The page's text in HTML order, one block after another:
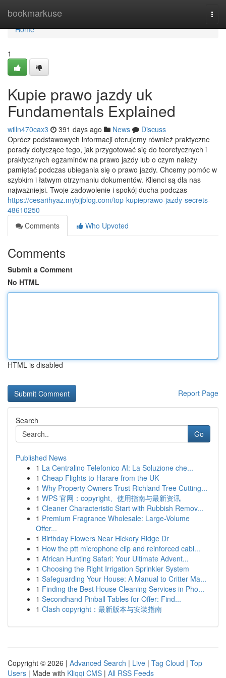
bookmarkuse
Home
Home
1
Kupie prawo jazdy uk
Fundamentals Explained
willn470cax3 391 days ago News
Discuss
Oprócz podstawowych informacji oferujemy również praktyczne
porady dotyczące tego, jak przygotować się do teoretycznych i
praktycznych egzaminów na prawo jazdy lub o czym należy
pamiętać podczas ubiegania się o prawo jazdy. Chcemy pomóc w
szybkim i łatwym otrzymaniu dokumentów. Klienci są dla nas
najważniejsi. Twoje zadowolenie i spokój ducha podczas
https://cesarihyaz.mybjjblog.com/top-kupieprawo-jazdy-secrets-
48610250
Comments
Who Upvoted
Comments
Submit a Comment
No HTML
HTML is disabled
Report Page
Search
Go
Published News
1 La Centralino Telefonico AI: La Soluzione che...
1 Cheap Flights to Harare from the UK
1 Why Property Owners Trust Richland Tree Cutting...
1 WPS 官网：copyright、使用指南与最新资讯
1 Cleaner Characteristic Start with Rubbish Remov...
1 Premium Fragrance Wholesale: Large-Volume
Offer...
1 Birthday Flowers Near Hickory Ridge Dr
1 How the ptt microphone clip and reinforced cabl...
1 African Hunting Safari: Your Ultimate Advent...
1 Choosing the Right Irrigation Sprinkler System
1 Safeguarding Your House: A Manual to Critter Ma...
1 Finding the Best House Cleaning Services in Pho...
1 Secondhand Pinball Tables for Offer: Find...
1 Clash copyright：最新版本与安装指南
Copyright © 2026 | Advanced Search | Live | Tag Cloud | Top
Users | Made with Kliqqi CMS | All RSS Feeds